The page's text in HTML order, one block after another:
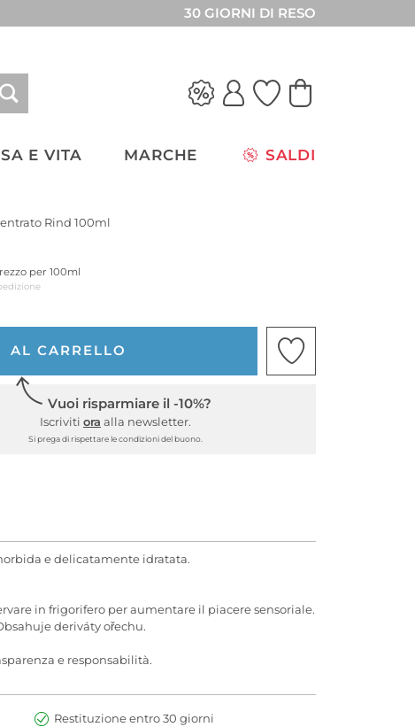
30 GIORNI DI RESO
E VITA MARCHE SALDI
Rind 100ml
per 100ml
AL CARRELLO
Vuoi risparmiare il -10%?
Iscriviti ora alla newsletter.
Si prega di rispettare le condizioni del buono.
e delicatamente idratata.
in frigorifero per aumentare il piacere sensoriale.
deriváty ořechu.
e responsabilità.
Restituzione entro 30 giorni